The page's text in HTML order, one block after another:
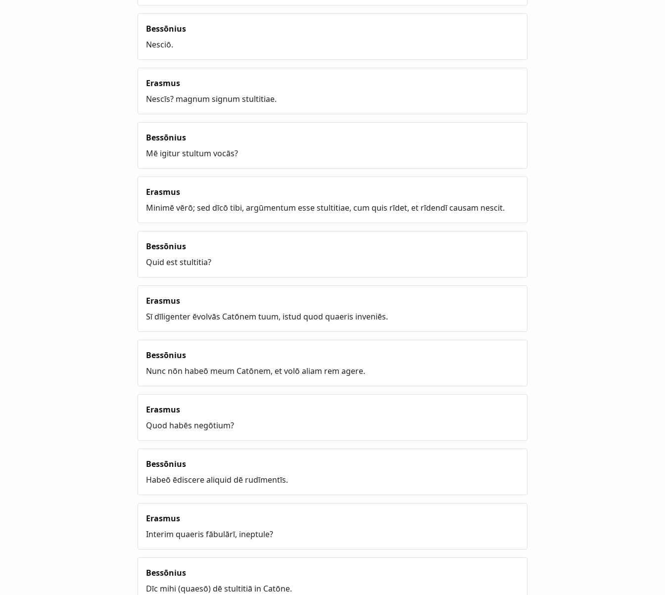
Bessōnius
Nesciō.
Erasmus
Nescīs? magnum signum stultitiae.
Bessōnius
Mē igitur stultum vocās?
Erasmus
Minimē vērō; sed dīcō tibi, argūmentum esse stultitiae, cum quis rīdet, et rīdendī causam nescit.
Bessōnius
Quid est stultitia?
Erasmus
Sī dīligenter ēvolvās Catōnem tuum, istud quod quaeris inveniēs.
Bessōnius
Nunc nōn habeō meum Catōnem, et volō aliam rem agere.
Erasmus
Quod habēs negōtium?
Bessōnius
Habeō ēdiscere aliquid dē rudīmentīs.
Erasmus
Interim quaeris fābulārī, ineptule?
Bessōnius
Dīc mihi (quaesō) dē stultitiā in Catōne.